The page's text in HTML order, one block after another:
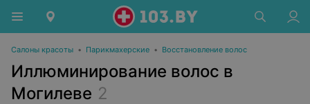
Салоны красоты • Парикмахерские • Восстановление волос
Иллюминирование волос в
Могилеве 2